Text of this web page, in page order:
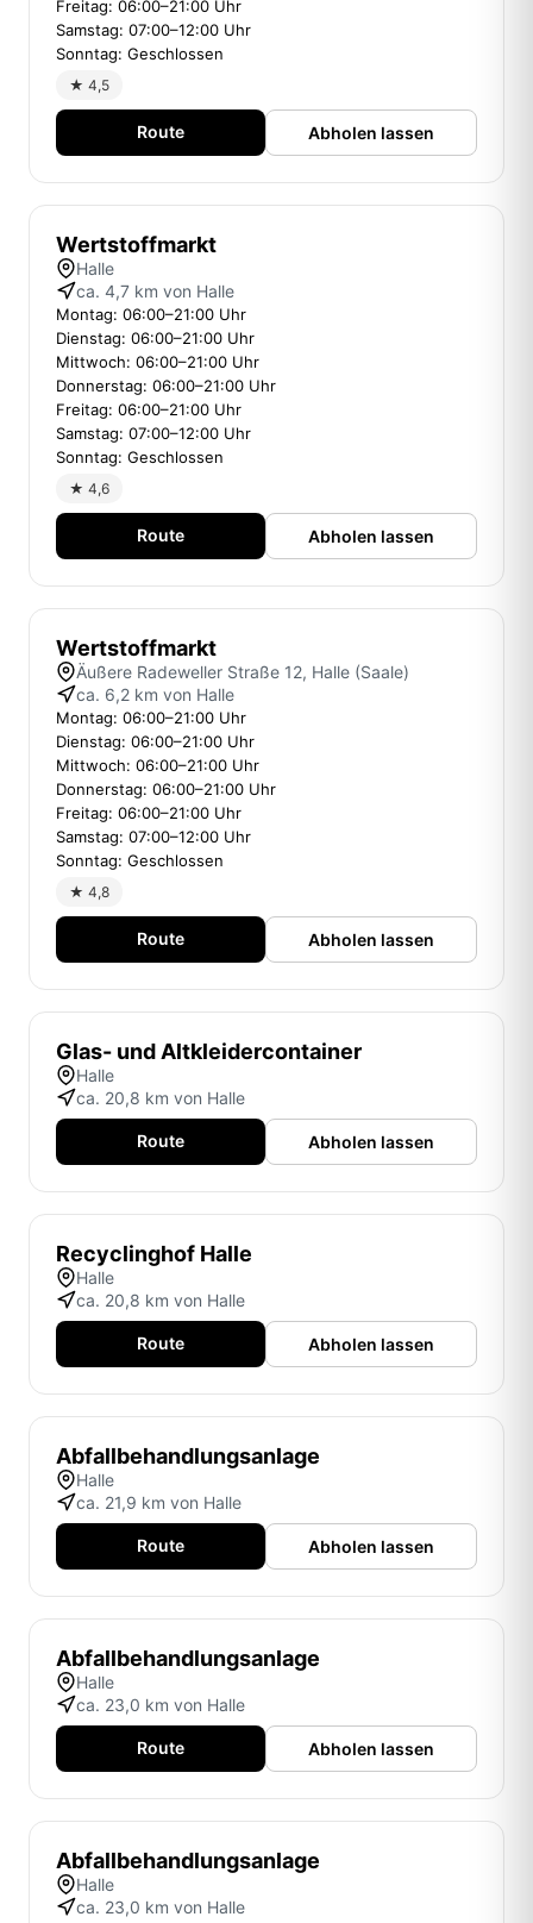
Freitag: 06:00–21:00 Uhr
Samstag: 07:00–12:00 Uhr
Sonntag: Geschlossen
★ 4,5
Route Abholen lassen
Wertstoffmarkt
Halle
ca. 4,7 km von Halle
Montag: 06:00–21:00 Uhr
Dienstag: 06:00–21:00 Uhr
Mittwoch: 06:00–21:00 Uhr
Donnerstag: 06:00–21:00 Uhr
Freitag: 06:00–21:00 Uhr
Samstag: 07:00–12:00 Uhr
Sonntag: Geschlossen
★ 4,6
Route Abholen lassen
Wertstoffmarkt
Äußere Radeweller Straße 12, Halle (Saale)
ca. 6,2 km von Halle
Montag: 06:00–21:00 Uhr
Dienstag: 06:00–21:00 Uhr
Mittwoch: 06:00–21:00 Uhr
Donnerstag: 06:00–21:00 Uhr
Freitag: 06:00–21:00 Uhr
Samstag: 07:00–12:00 Uhr
Sonntag: Geschlossen
★ 4,8
Route Abholen lassen
Glas- und Altkleidercontainer
Halle
ca. 20,8 km von Halle
Route Abholen lassen
Recyclinghof Halle
Halle
ca. 20,8 km von Halle
Route Abholen lassen
Abfallbehandlungsanlage
Halle
ca. 21,9 km von Halle
Route Abholen lassen
Abfallbehandlungsanlage
Halle
ca. 23,0 km von Halle
Route Abholen lassen
Abfallbehandlungsanlage
Halle
ca. 23,0 km von Halle